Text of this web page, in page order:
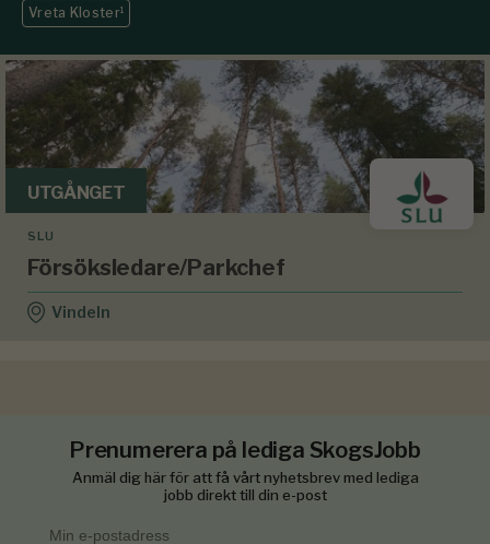
Vreta Kloster1
UTGÅNGET
SLU
Försöksledare/Parkchef
Vindeln
Prenumerera på lediga SkogsJobb
Anmäl dig här för att få vårt nyhetsbrev med lediga
jobb direkt till din e-post